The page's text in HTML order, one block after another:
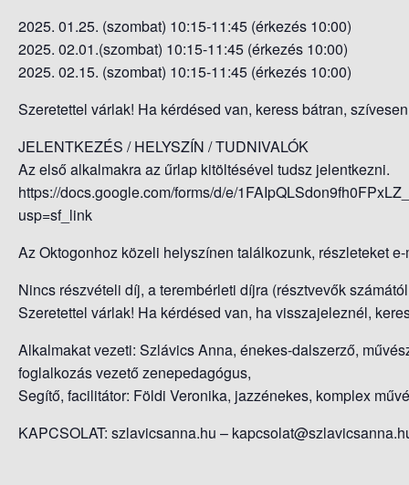
2025. 01.25. (szombat) 10:15-11:45 (érkezés 10:00)
2025. 02.01.(szombat) 10:15-11:45 (érkezés 10:00)
2025. 02.15. (szombat) 10:15-11:45 (érkezés 10:00)
Szeretettel várlak! Ha kérdésed van, keress bátran,
JELENTKEZÉS / HELYSZÍN / TUDNIVALÓK
Az első alkalmakra az űrlap kitöltésével tudsz jelentkezni.
https://docs.google.com/forms/d/e/
usp=sf_link
Az Oktogonhoz közeli helyszínen találkozunk, részleteket
Nincs részvételi díj, a terembérleti díjra (résztvevők
Szeretettel várlak! Ha kérdésed van, ha visszajeleznél,
Alkalmakat vezeti: Szlávics Anna, énekes-dalszerző,
foglalkozás vezető zenepedagógus,
Segítő, facilitátor: Földi Veronika, jazzénekes, komplex
KAPCSOLAT: szlavicsanna.hu –